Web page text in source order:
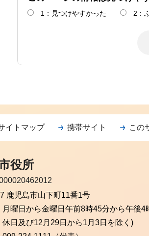
1：見つけやすかった 2：
イトマップ 携帯サイト この
役所
鹿児島市山下町11番1号
月曜日から金曜日 午前8時45分から午後4
休日及び12月29日から1月3日を除く)